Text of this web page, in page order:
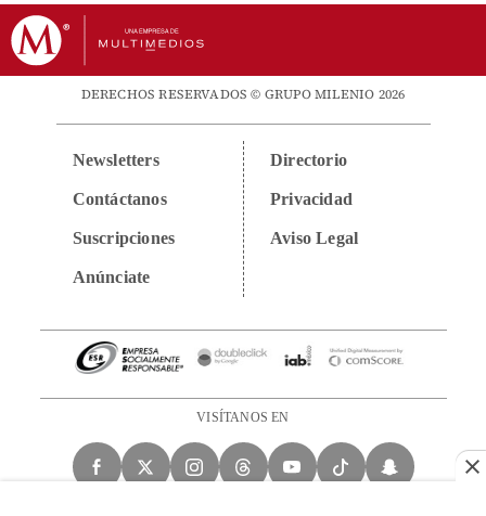
DERECHOS RESERVADOS © GRUPO MILENIO 2026
Newsletters
Contáctanos
Suscripciones
Anúnciate
Directorio
Privacidad
Aviso Legal
VISÍTANOS EN